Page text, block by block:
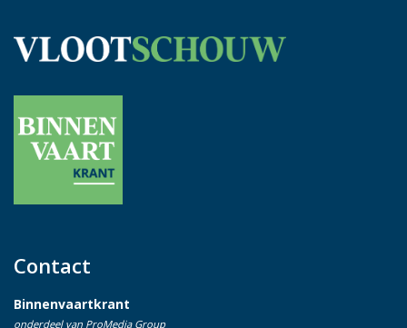
Contact
Binnenvaartkrant
onderdeel van ProMedia Group